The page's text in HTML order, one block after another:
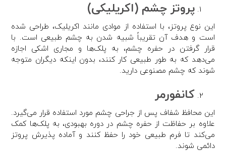
پروتز چشم (اکریلیکی)
این نوع پروتز، با استفاده از موادی مانند اکریلیک، طراحی شده
است و هدف آن تقریباً شبیه شدن به چشم طبیعی است. با
قرار گرفتن در حفره چشم، به پلک‌ها و مجاری اشکی اجازه
می‌دهد که به طور طبیعی کار کنند، بدون اینکه دیگران متوجه
شوند که چشم مصنوعی دارید.
کانفورمر
این محافظ شفاف پس از جراحی چشم مورد استفاده قرار می‌گیرد.
علاوه بر حفاظت از حفره چشم در دوره بهبودی، به پلک‌ها کمک
می‌کند تا فرم طبیعی خود را حفظ کنند و آماده پذیرش پروتز
دائمی شوند.